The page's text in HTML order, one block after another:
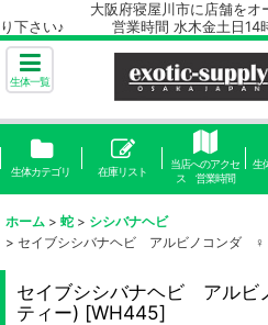
大阪府寝屋川市に店舗をオープ
り下さい♪ 営業時間 水木金土日14
生体一覧
生体カテゴリ 在庫リスト
当店へのアクセ
ス 営業時間
生
ホーム > 蛇 > シシバナヘビ
> セイブシシバナヘビ アルビノコンダ
セイブシシバナヘビ アル
ティー) [WH445]